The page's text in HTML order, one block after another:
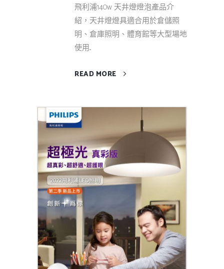
飛利浦140w 天井燈燈泡產品介
紹，天井燈燈具適合用於倉儲照
明、倉庫照明、體育館等大型場地
使用...
READ MORE